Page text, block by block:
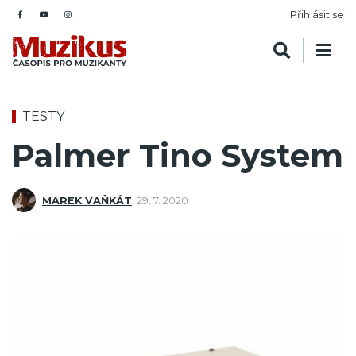
Přihlásit se
TESTY
Palmer Tino System
MAREK VAŇKÁT 29. 7. 2020